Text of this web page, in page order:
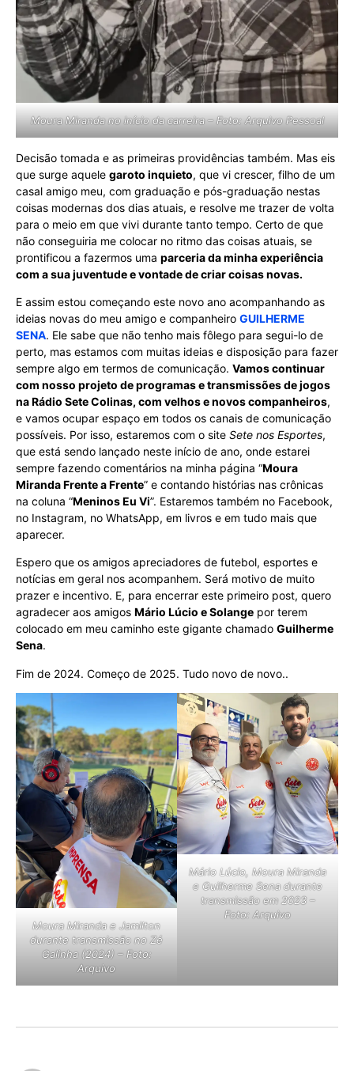
Moura Miranda no início da carreira – Foto: Arquivo Pessoal
Decisão tomada e as primeiras providências também. Mas eis
que surge aquele garoto inquieto, que vi crescer, filho de um
casal amigo meu, com graduação e pós-graduação nestas
coisas modernas dos dias atuais, e resolve me trazer de volta
para o meio em que vivi durante tanto tempo. Certo de que
não conseguiria me colocar no ritmo das coisas atuais, se
prontificou a fazermos uma parceria da minha experiência
com a sua juventude e vontade de criar coisas novas.
E assim estou começando este novo ano acompanhando as
ideias novas do meu amigo e companheiro GUILHERME
SENA. Ele sabe que não tenho mais fôlego para segui-lo de
perto, mas estamos com muitas ideias e disposição para fazer
sempre algo em termos de comunicação. Vamos continuar
com nosso projeto de programas e transmissões de jogos
na Rádio Sete Colinas, com velhos e novos companheiros,
e vamos ocupar espaço em todos os canais de comunicação
possíveis. Por isso, estaremos com o site Sete nos Esportes,
que está sendo lançado neste início de ano, onde estarei
sempre fazendo comentários na minha página “Moura
Miranda Frente a Frente” e contando histórias nas crônicas
na coluna “Meninos Eu Vi”. Estaremos também no Facebook,
no Instagram, no WhatsApp, em livros e em tudo mais que
aparecer.
Espero que os amigos apreciadores de futebol, esportes e
notícias em geral nos acompanhem. Será motivo de muito
prazer e incentivo. E, para encerrar este primeiro post, quero
agradecer aos amigos Mário Lúcio e Solange por terem
colocado em meu caminho este gigante chamado Guilherme
Sena.
Fim de 2024. Começo de 2025. Tudo novo de novo..
Moura Miranda e Jamilton
durante transmissão no Zé
Galinha (2024) – Foto:
Arquivo
Mário Lúcio, Moura Miranda
e Guilherme Sena durante
transmissão em 2023 –
Foto: Arquivo